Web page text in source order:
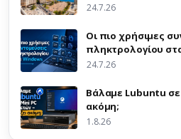
24.7.26
Οι πιο χρήσιμες
πληκτρολογίου
24.7.26
Βάλαμε Lubuntu σε
ακόμη;
1.8.26